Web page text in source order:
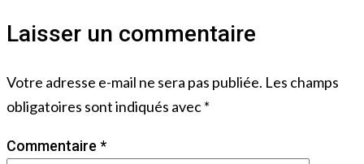
Laisser un commentaire
Votre adresse e-mail ne sera pas publiée. Les champs
obligatoires sont indiqués avec*
Commentaire *